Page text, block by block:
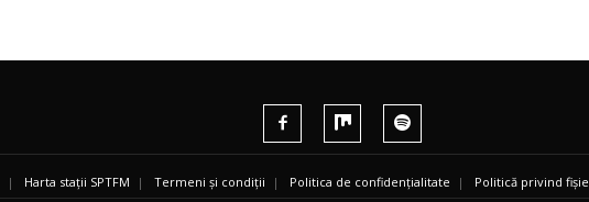
| Harta stații SPTFM | Termeni și condiții | Politica de confidențialitate | Politică privind